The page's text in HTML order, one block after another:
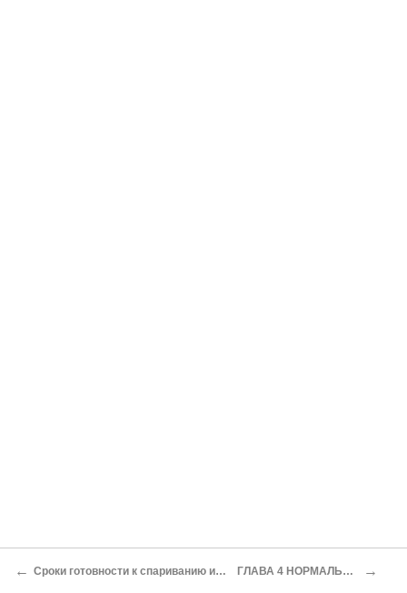
← Сроки готовности к спариванию и методы их определения ГЛАВА 4 НОРМАЛЬНАЯ ЩЕННОСТЬ →